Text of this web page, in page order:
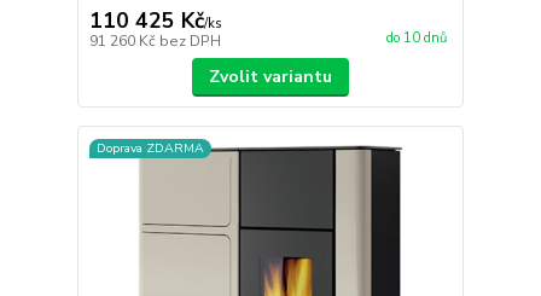
110 425 Kč/ks
91 260 Kč bez DPH do 10 dnů
Zvolit variantu
Doprava ZDARMA